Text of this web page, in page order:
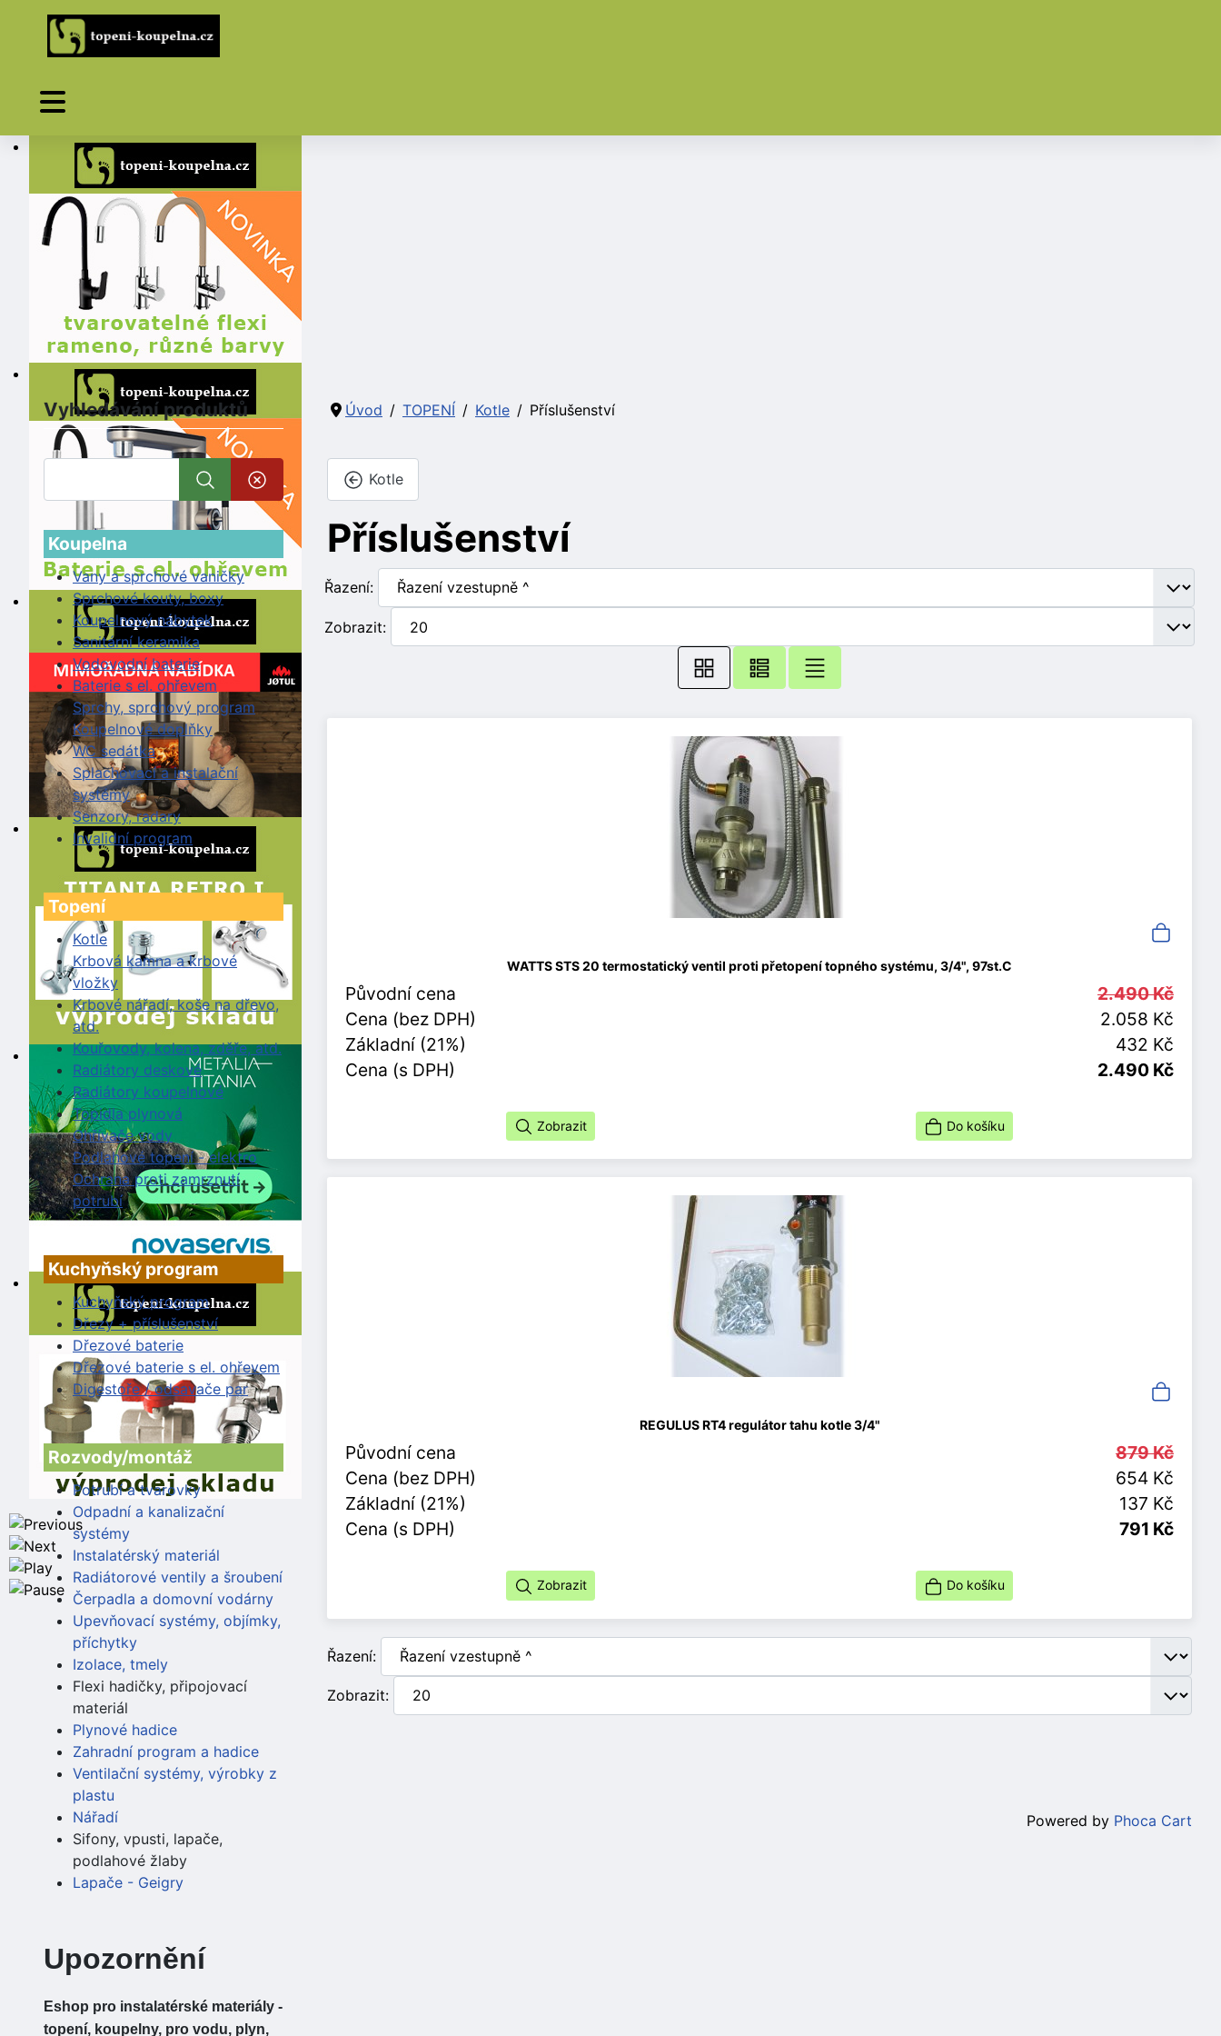
Vyhledávání produktů
Koupelna
Vany a sprchové vaničky
Sprchové kouty, boxy
Koupelnový nábytek
Sanitární keramika
Vodovodní baterie
Baterie s el. ohřevem
Sprchy, sprchový program
Koupelnové doplňky
WC sedátka
Splachovací a instalační
systémy
Senzory, radary
Invalidní program
Topení
Kotle
Krbová kamna a krbové
vložky
Krbové nářadí, koše na dřevo,
atd.
Kouřovody, kolena, zděře, atd.
Radiátory deskové
Radiátory koupelnové
Topidla plynová
Ohřívače vody
Podlahové topení - elektro
Ochrana proti zamrznutí
potrubí
Kuchyňský program
Kuchyňský program
Dřezy + příslušenství
Dřezové baterie
Dřezové baterie s el. ohřevem
Digestoře / odsavače par
Rozvody/montáž
Potrubí a tvarovky
Odpadní a kanalizační
systémy
Instalatérský materiál
Radiátorové ventily a šroubení
Čerpadla a domovní vodárny
Upevňovací systémy, objímky,
příchytky
Izolace, tmely
Flexi hadičky, připojovací
materiál
Plynové hadice
Zahradní program a hadice
Ventilační systémy, výrobky z
plastu
Nářadí
Sifony, vpusti, lapače,
podlahové žlaby
Lapače - Geigry
Upozornění
Eshop pro instalatérské materiály -
topení, koupelny, pro vodu, plyn,
Úvod TOPENÍ Kotle Příslušenství
Kotle
Příslušenství
Řazení:
Zobrazit:
WATTS STS 20 termostatický ventil proti přetopení topného systému, 3/4", 97st.C
Původní cena
2.490 Kč
Cena (bez DPH)
2.058 Kč
Základní (21%)
432 Kč
Cena (s DPH)
2.490 Kč
Zobrazit Do košíku
REGULUS RT4 regulátor tahu kotle 3/4"
Původní cena
879 Kč
Cena (bez DPH)
654 Kč
Základní (21%)
137 Kč
Cena (s DPH)
791 Kč
Zobrazit Do košíku
Řazení:
Zobrazit:
Powered by Phoca Cart